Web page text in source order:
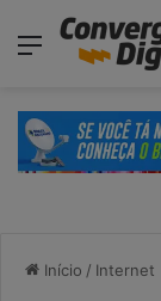
Menu
Início / Internet